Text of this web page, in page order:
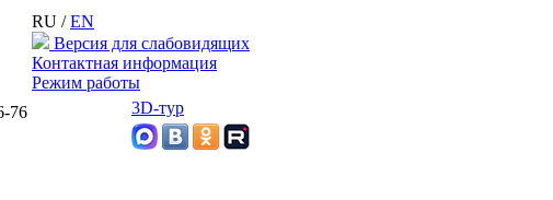
76
RU /EN
Версия для слабовидящих
Контактная информация
Режим работы
3D-тур